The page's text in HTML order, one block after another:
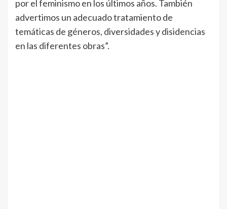
por el feminismo en los últimos años. También
advertimos un adecuado tratamiento de
temáticas de géneros, diversidades y disidencias
en las diferentes obras”.